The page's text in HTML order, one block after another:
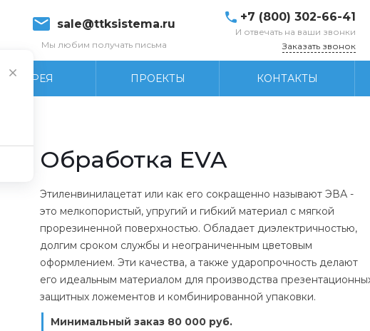
sale@ttksistema.ru
Мы любим получать письма
+7 (800) 302-66-41
И отвечать на ваши звонки
Заказать звонок
ПРОЕКТЫ КОНТАКТЫ
Обработка EVA
Этиленвинилацетат или как его сокращенно называют ЭВА -
это мелкопористый, упругий и гибкий материал с мягкой
прорезиненной поверхностью. Обладает диэлектричностью,
долгим сроком службы и неограниченным цветовым
оформлением. Эти качества, а также ударопрочность делают
его идеальным материалом для производства
защитных ложементов и комбинированной упаковки.
Минимальный заказ 80 000 руб.